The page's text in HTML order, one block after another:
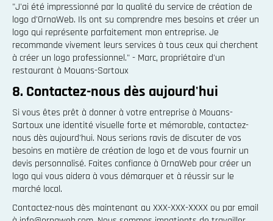
"J'ai été impressionné par la qualité du service de création de
logo d'OrnaWeb. Ils ont su comprendre mes besoins et créer un
logo qui représente parfaitement mon entreprise. Je
recommande vivement leurs services à tous ceux qui cherchent
à créer un logo professionnel." - Marc, propriétaire d'un
restaurant à Mouans-Sartoux
8. Contactez-nous dès aujourd'hui
Si vous êtes prêt à donner à votre entreprise à Mouans-
Sartoux une identité visuelle forte et mémorable, contactez-
nous dès aujourd'hui. Nous serions ravis de discuter de vos
besoins en matière de création de logo et de vous fournir un
devis personnalisé. Faites confiance à OrnaWeb pour créer un
logo qui vous aidera à vous démarquer et à réussir sur le
marché local.
Contactez-nous dès maintenant au XXX-XXX-XXXX ou par email